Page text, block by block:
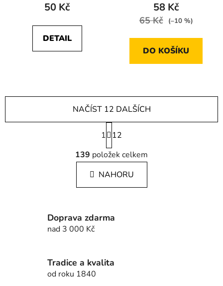
50 Kč
DETAIL
58 Kč
65 Kč (–10 %)
DO KOŠÍKU
O
v
l
á
d
c
í
k
NAČÍST 12 DALŠÍCH
S
t
r
á
n
k
í
1
12
139 položek celkem
NAHORU
Doprava zdarma
nad 3 000 Kč
Tradice a kvalita
od roku 1840